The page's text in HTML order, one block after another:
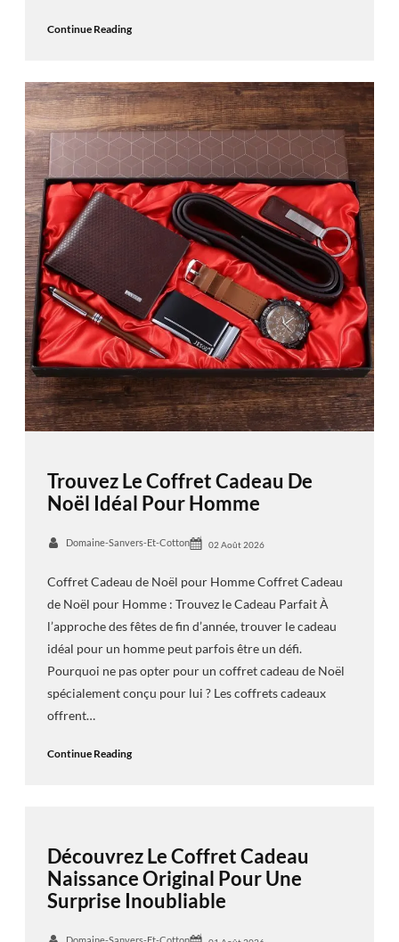
Continue Reading
Trouvez Le Coffret Cadeau De
Noël Idéal Pour Homme
Domaine-Sanvers-Et-Cotton 02 Août 2026
Coffret Cadeau de Noël pour Homme Coffret Cadeau
de Noël pour Homme : Trouvez le Cadeau Parfait À
l’approche des fêtes de fin d’année, trouver le cadeau
idéal pour un homme peut parfois être un défi.
Pourquoi ne pas opter pour un coffret cadeau de Noël
spécialement conçu pour lui ? Les coffrets cadeaux
offrent…
Continue Reading
Découvrez Le Coffret Cadeau
Naissance Original Pour Une
Surprise Inoubliable